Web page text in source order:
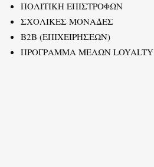
ΠΟΛΙΤΙΚΗ ΕΠΙΣΤΡΟΦΩΝ
ΣΧΟΛΙΚΕΣ ΜΟΝΑΔΕΣ
B2B (ΕΠΙΧΕΙΡΗΣΕΩΝ)
ΠΡΟΓΡΑΜΜΑ ΜΕΛΩΝ LOYALTY